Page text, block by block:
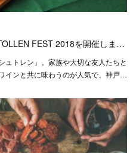
FEST 2018を開催しま…
ュトレン」。家族や大切な友人たちと
インと共に味わうのが人気で、神戸…